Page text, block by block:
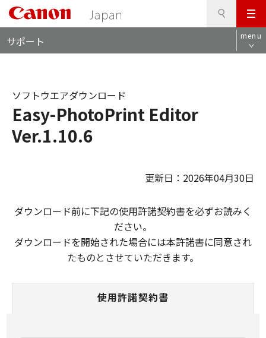
メ
ニ
ュ
サポート menu
Easy-PhotoPrint Editor
Ver.1.10.6
ソフトウエアダウンロード
更新日：2026年04月30日
ダウンロード前に下記の使用許諾契約書を必ずお読みく
ださい。
ダウンロードを開始された場合には本許諾書に同意され
たものとさせていただきます。
使用許諾契約書